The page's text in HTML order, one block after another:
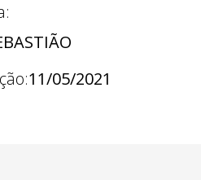
11/05/2021